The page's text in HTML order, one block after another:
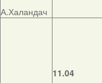
А.Халандач
11.04